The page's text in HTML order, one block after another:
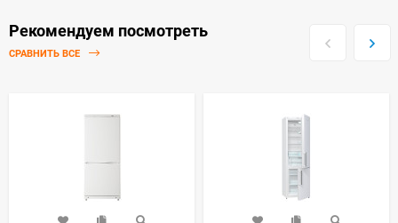
Рекомендуем посмотреть
СРАВНИТЬ ВСЕ